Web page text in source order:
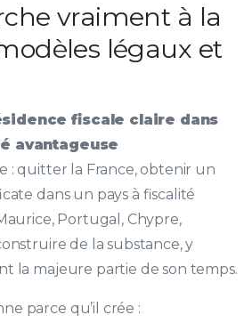
vraiment à la
légaux et
fiscale claire dans
avantageuse
: quitter la France, obtenir un
dans un pays à fiscalité
Portugal, Chypre,
de la substance, y
la majeure partie de son temps.
parce qu’il crée :